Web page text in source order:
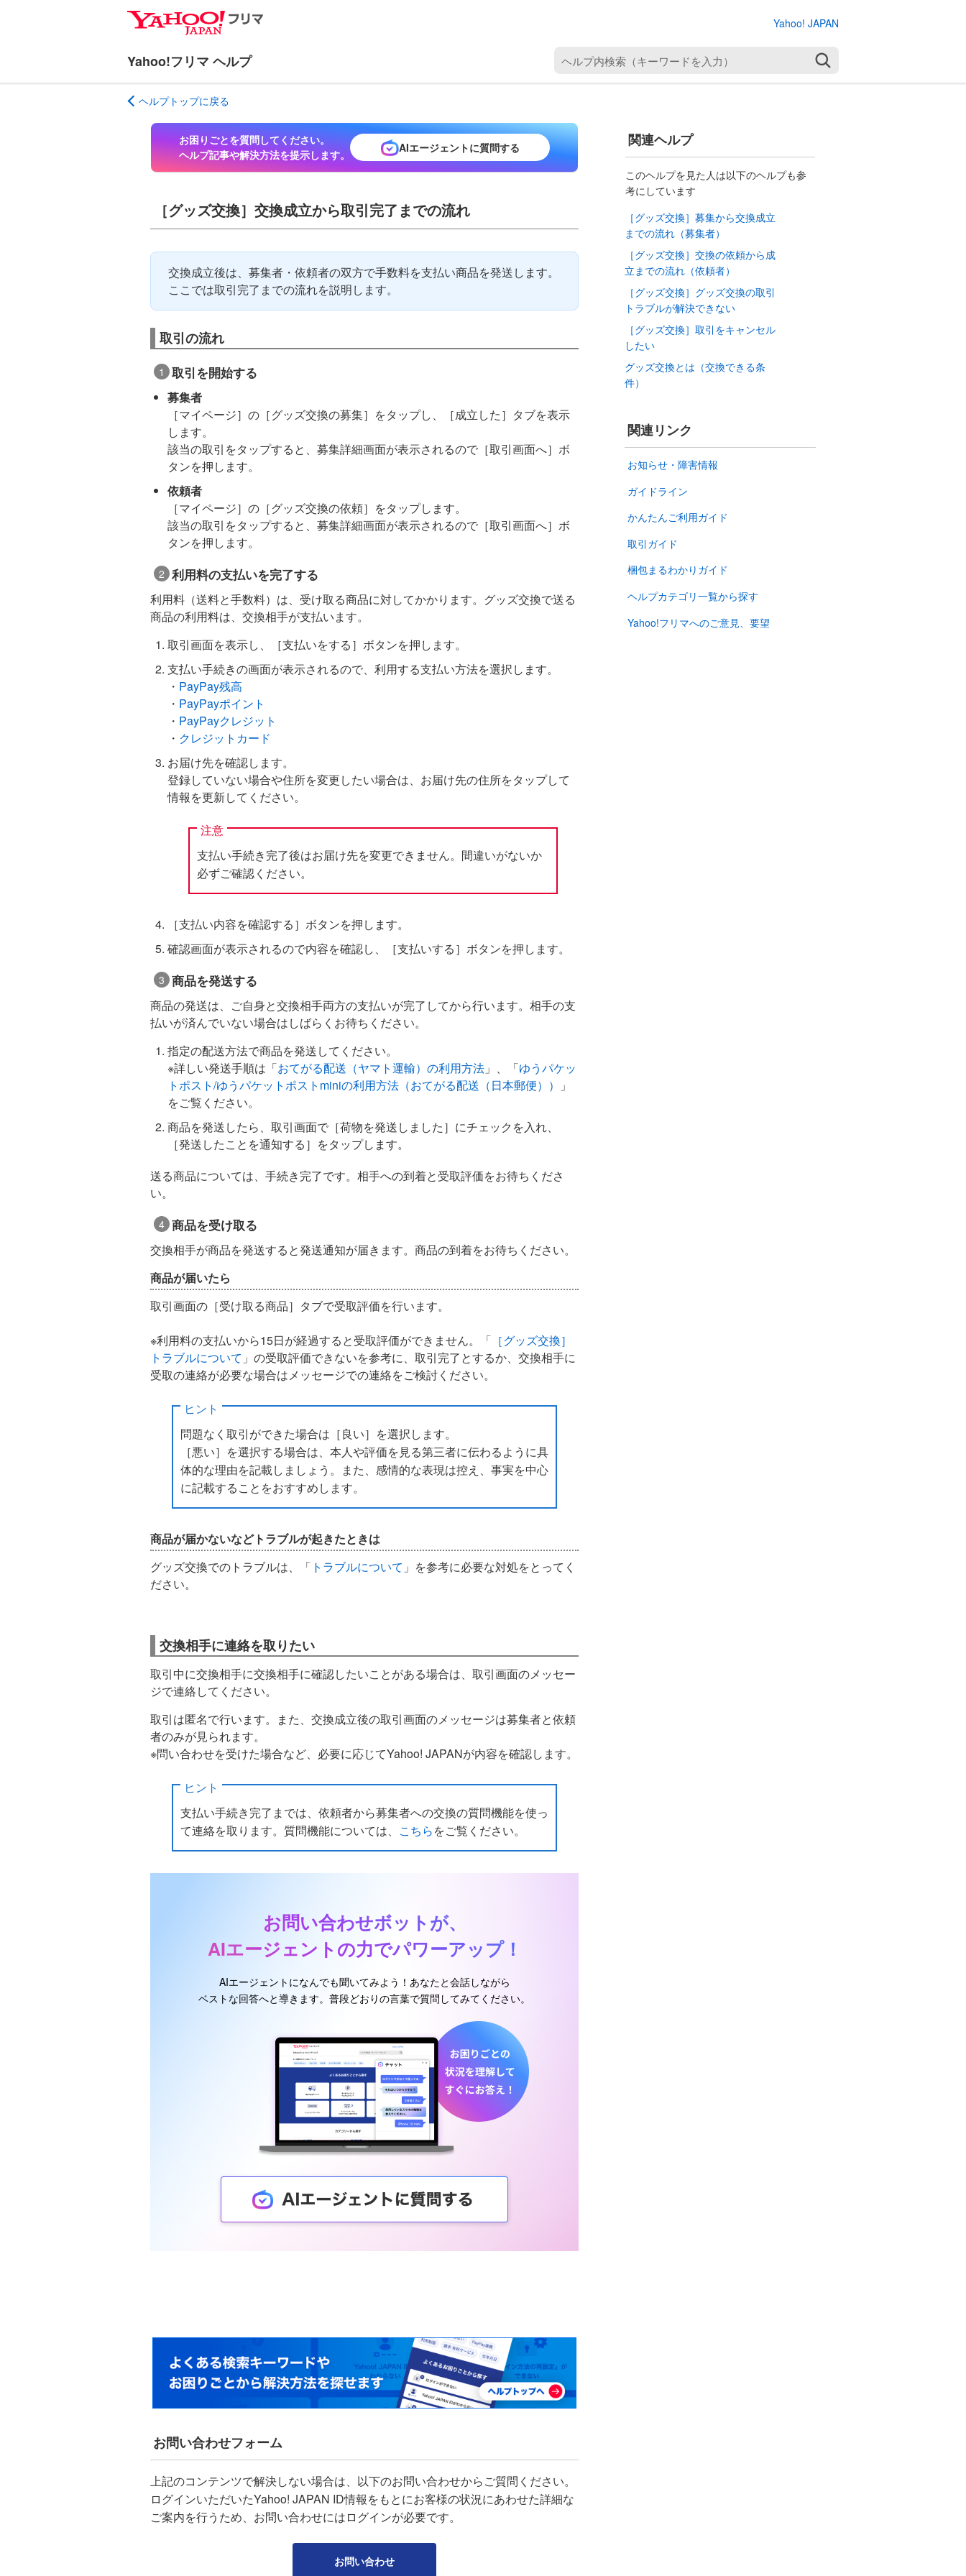
シ
ン
Yahoo! JAPAN
プ
検
索
（
キ
ー
）
ヘルプトップに戻る
お困りごとを質問してください。
ヘルプ記事や解決方法を提示します。
AIエージェントに質問する
［グッズ交換］交換成立から取引完了までの流れ
交換成立後は、募集者・依頼者の双方で手数料を支払い商品を発送します。
ここでは取引完了までの流れを説明します。
取引の流れ
取引を開始する
募集者
［マイページ］の［グッズ交換の募集］をタップし、［成立した］タブを表示
します。
該当の取引をタップすると、募集詳細画面が表示されるので［取引画面へ］ボ
タンを押します。
依頼者
［マイページ］の［グッズ交換の依頼］をタップします。
該当の取引をタップすると、募集詳細画面が表示されるので［取引画面へ］ボ
タンを押します。
利用料の支払いを完了する
利用料（送料と手数料）は、受け取る商品に対してかかります。グッズ交換で送る
商品の利用料は、交換相手が支払います。
取引画面を表示し、［支払いをする］ボタンを押します。
支払い手続きの画面が表示されるので、利用する支払い方法を選択します。
・ PayPay残高
・ PayPayポイント
・ PayPayクレジット
・ クレジットカード
お届け先を確認します。
登録していない場合や住所を変更したい場合は、お届け先の住所をタップして
情報を更新してください。
注意
支払い手続き完了後はお届け先を変更できません。間違いがないか
必ずご確認ください。
［支払い内容を確認する］ボタンを押します。
確認画面が表示されるので内容を確認し、［支払いする］ボタンを押します。
商品を発送する
商品の発送は、ご自身と交換相手両方の支払いが完了してから行います。相手の支
払いが済んでいない場合はしばらくお待ちください。
指定の配送方法で商品を発送してください。
※詳しい発送手順は「おてがる配送（ヤマト運輸）の利用方法 」、「ゆうパケッ
トポスト/ゆうパケットポストminiの利用方法（おてがる配送（日本郵便））
」
をご覧ください。
商品を発送したら、取引画面で［荷物を発送しました］にチェックを入れ、
［発送したことを通知する］をタップします。
送る商品については、手続き完了です。相手への到着と受取評価をお待ちくださ
い。
商品を受け取る
交換相手が商品を発送すると発送通知が届きます。商品の到着をお待ちください。
商品が届いたら
取引画面の［受け取る商品］タブで受取評価を行います。
※利用料の支払いから15日が経過すると受取評価ができません。「 ［グッズ交換］
トラブルについて 」の受取評価できないを参考に、取引完了とするか、交換相手に
受取の連絡が必要な場合はメッセージでの連絡をご検討ください。
ヒント
問題なく取引ができた場合は［良い］を選択します。
［悪い］を選択する場合は、本人や評価を見る第三者に伝わるように具
体的な理由を記載しましょう。また、感情的な表現は控え、事実を中心
に記載することをおすすめします。
商品が届かないなどトラブルが起きたときは
グッズ交換でのトラブルは、「 トラブルについて 」を参考に必要な対処をとってく
ださい。
交換相手に連絡を取りたい
取引中に交換相手に交換相手に確認したいことがある場合は、取引画面のメッセー
ジで連絡してください。
取引は匿名で行います。また、交換成立後の取引画面のメッセージは募集者と依頼
者のみが見られます。
※問い合わせを受けた場合など、必要に応じてYahoo! JAPANが内容を確認します。
ヒント
支払い手続き完了までは、依頼者から募集者への交換の質問機能を使っ
て連絡を取ります。質問機能については、 こちらをご覧ください。
お問い合わせボットが、
AIエージェントの力でパワーアップ！
AIエージェントになんでも聞いてみよう！あなたと会話しながら
ベストな回答へと導きます。普段どおりの言葉で質問してみてください。
お問い合わせフォーム
上記のコンテンツで解決しない場合は、以下のお問い合わせからご質問ください。
ログインいただいたYahoo! JAPAN ID情報をもとにお客様の状況にあわせた詳細な
ご案内を行うため、お問い合わせにはログインが必要です。
お問い合わせ
関連ヘルプ
このヘルプを見た人は以下のヘルプも参
考にしています
［グッズ交換］募集から交換成立
までの流れ（募集者）
［グッズ交換］交換の依頼から成
立までの流れ（依頼者）
［グッズ交換］グッズ交換の取引
トラブルが解決できない
［グッズ交換］取引をキャンセル
したい
グッズ交換とは（交換できる条
件）
関連リンク
お知らせ・障害情報
ガイドライン
かんたんご利用ガイド
取引ガイド
梱包まるわかりガイド
ヘルプカテゴリ一覧から探す
Yahoo!フリマへのご意見、要望